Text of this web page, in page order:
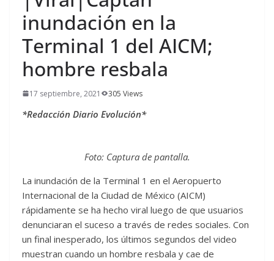
inundación en la
Terminal 1 del AICM;
hombre resbala
17 septiembre, 2021 305 Views
*Redacción Diario Evolución*
Foto: Captura de pantalla.
La inundación de la Terminal 1 en el Aeropuerto
Internacional de la Ciudad de México (AICM)
rápidamente se ha hecho viral luego de que usuarios
denunciaran el suceso a través de redes sociales. Con
un final inesperado, los últimos segundos del video
muestran cuando un hombre resbala y cae de